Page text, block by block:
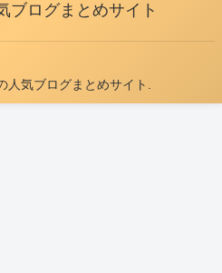
ブログまとめサイト
気ブログまとめサイト.